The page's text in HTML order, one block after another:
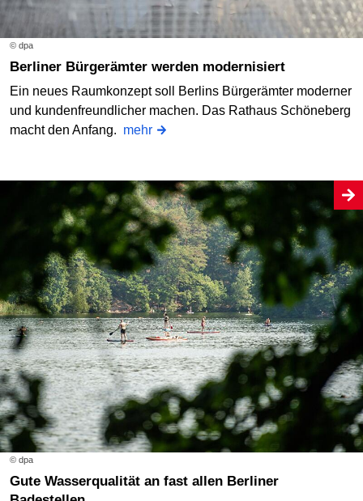
© dpa
Berliner Bürgerämter werden modernisiert
Ein neues Raumkonzept soll Berlins Bürgerämter moderner
und kundenfreundlicher machen. Das Rathaus Schöneberg
macht den Anfang. mehr
© dpa
Gute Wasserqualität an fast allen Berliner